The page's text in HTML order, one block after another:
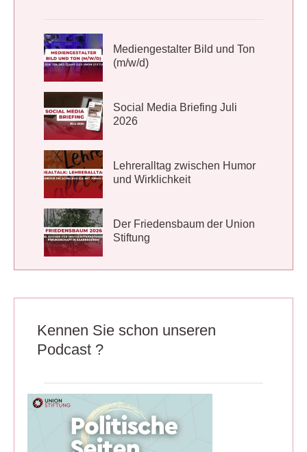
Mediengestalter Bild und Ton
(m/w/d)
Social Media Briefing Juli
2026
Lehreralltag zwischen Humor
und Wirklichkeit
Der Friedensbaum der Union
Stiftung
Kennen Sie schon unseren
Podcast ?